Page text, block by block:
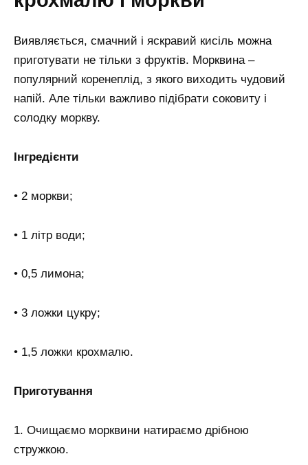
Виявляється, смачний і яскравий кисіль можна
приготувати не тільки з фруктів. Морквина –
популярний коренеплід, з якого виходить чудовий
напій. Але тільки важливо підібрати соковиту і
солодку моркву.
Інгредієнти
• 2 моркви;
• 1 літр води;
• 0,5 лимона;
• 3 ложки цукру;
• 1,5 ложки крохмалю.
Приготування
1. Очищаємо морквини натираємо дрібною
стружкою.